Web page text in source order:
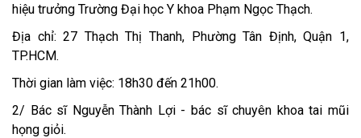
hiệu trưởng Trường Đại học Y khoa Phạm Ngọc Thạch.
Địa chỉ: 27 Thạch Thị Thanh, Phường Tân Định, Quận 1,
TP.HCM.
Thời gian làm việc: 18h30 đến 21h00.
2/ Bác sĩ Nguyễn Thành Lợi - bác sĩ chuyên khoa tai mũi
họng giỏi.